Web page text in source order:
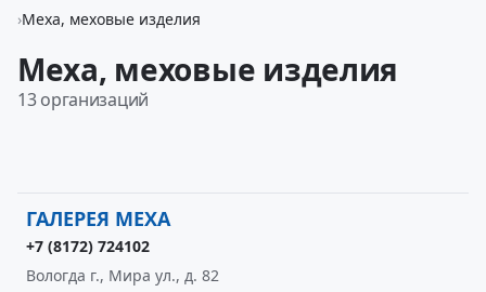
Меха, меховые изделия
Меха, меховые изделия
13 организаций
ГАЛЕРЕЯ МЕХА
+7 (8172) 724102
Вологда г., Мира ул., д. 82